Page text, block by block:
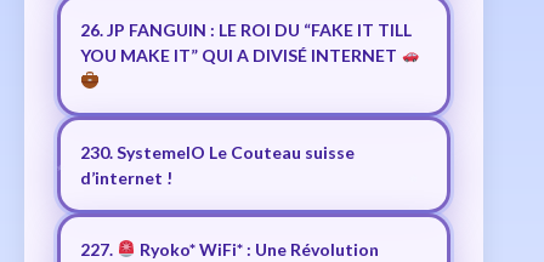
26. JP FANGUIN : LE ROI DU “FAKE IT TILL
YOU MAKE IT” QUI A DIVISÉ INTERNET
230. SystemeIO Le Couteau suisse
d’internet !
227.
Ryoko* WiFi* : Une Révolution